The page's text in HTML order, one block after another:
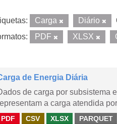
Carga Diário
PDF XLSX
de Energia Diária
de carga por subsistema
a carga atendida
PDF CSV XLSX PARQUET